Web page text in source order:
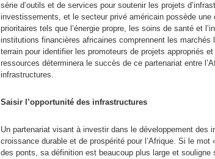
série d’outils et de services pour soutenir les projets
investissements, et le secteur privé américain possède
prioritaires tels que l’énergie propre, les soins de santé et
institutions financières africaines comprennent les
terrain pour identifier les promoteurs de projets appropriés
ressources déterminera le succès de ce partenariat entre
infrastructures.
Saisir l’opportunité des infrastructures
Un partenariat visant à investir dans le développement des
croissance durable et de prospérité pour l’Afrique. Si le
des ponts, sa définition est beaucoup plus large et